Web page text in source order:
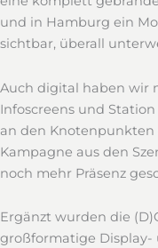
und in Hamburg ein
sichtbar, überall
Auch digital haben wir
Infoscreens und
an den
Kampagne aus den
noch mehr Präsenz
Ergänzt wurden die
großformatige Display-